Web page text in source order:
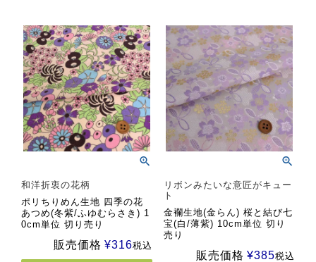
和洋折衷の花柄
ポリちりめん生地 四季の花
あつめ(冬紫/ふゆむらさき) 1
0cm単位 切り売り
販売価格 ¥316税込
リボンみたいな意匠がキュー
ト
金襴生地(金らん) 桜と結び七
宝(白/薄紫) 10cm単位 切り
売り
販売価格 ¥385税込